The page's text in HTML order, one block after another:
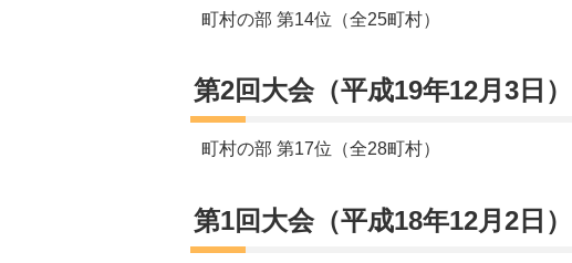
町村の部 第14位（全25町村）
第2回大会（平成19年12月3日）
町村の部 第17位（全28町村）
第1回大会（平成18年12月2日）